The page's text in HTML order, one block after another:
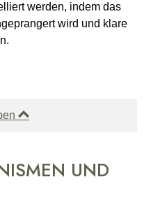
werden, indem das
wird und klare
UND